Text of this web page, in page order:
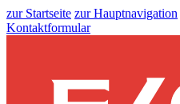
zur Startseite zur Hauptnavigation
Kontaktformular